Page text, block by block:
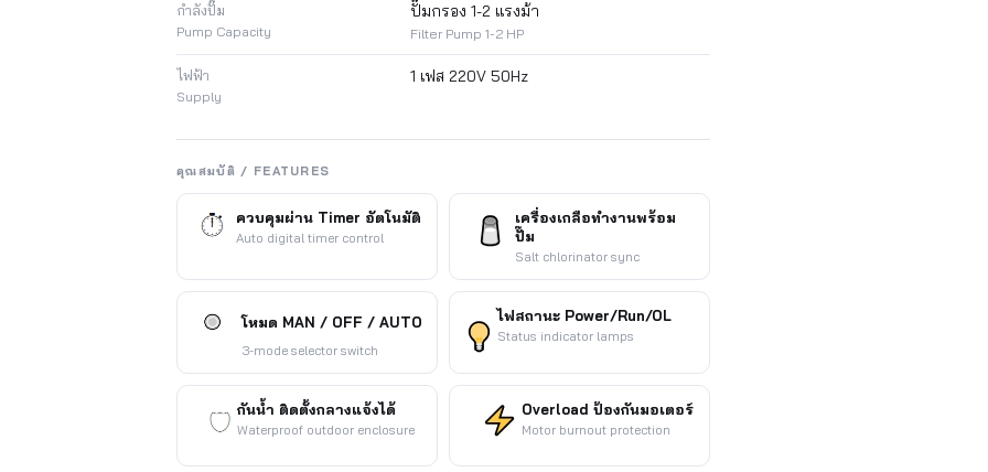
กำลังปั๊ม
Pump Capacity
ปั๊มกรอง 1-2 แรงม้า
Filter Pump 1-2 HP
ไฟฟ้า
Supply
1 เฟส 220V 50Hz
คุณสมบัติ / FEATURES
ควบคุมผ่าน Timer อัตโนมัติ
Auto digital timer control
เครื่องเกลือทำงานพร้อม
ปั๊ม
Salt chlorinator sync
โหมด MAN / OFF / AUTO
3-mode selector switch
ไฟสถานะ Power/Run/OL
Status indicator lamps
กันน้ำ ติดตั้งกลางแจ้งได้
Waterproof outdoor enclosure
Overload ป้องกันมอเตอร์
Motor burnout protection